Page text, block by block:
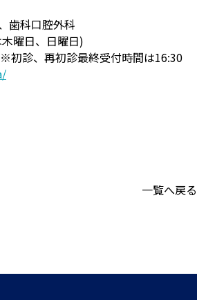
歯科口腔外科
曜日、日曜日)
診、再初診最終受付時間は16:30
一覧へ戻る